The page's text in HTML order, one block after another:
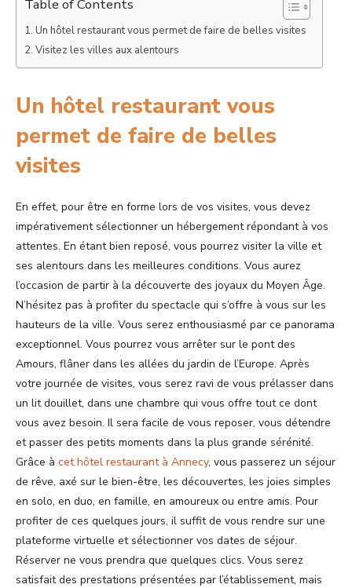
Un hôtel restaurant vous permet de faire de belles visites
Visitez les villes aux alentours
Un hôtel restaurant vous
permet de faire de belles
visites
En effet, pour être en forme lors de vos visites, vous devez
impérativement sélectionner un hébergement répondant à vos
attentes. En étant bien reposé, vous pourrez visiter la ville et
ses alentours dans les meilleures conditions. Vous aurez
l’occasion de partir à la découverte des joyaux du Moyen Âge.
N’hésitez pas à profiter du spectacle qui s’offre à vous sur les
hauteurs de la ville. Vous serez enthousiasmé par ce panorama
exceptionnel. Vous pourrez vous arrêter sur le pont des
Amours, flâner dans les allées du jardin de l’Europe. Après
votre journée de visites, vous serez ravi de vous prélasser dans
un lit douillet, dans une chambre qui vous offre tout ce dont
vous avez besoin. Il sera facile de vous reposer, vous détendre
et passer des petits moments dans la plus grande sérénité.
Grâce à cet hôtel restaurant à Annecy, vous passerez un séjour
de rêve, axé sur le bien-être, les découvertes, les joies simples
en solo, en duo, en famille, en amoureux ou entre amis. Pour
profiter de ces quelques jours, il suffit de vous rendre sur une
plateforme virtuelle et sélectionner vos dates de séjour.
Réserver ne vous prendra que quelques clics. Vous serez
satisfait des prestations présentées par l’établissement, mais